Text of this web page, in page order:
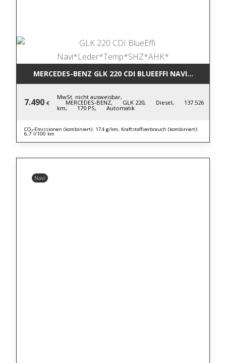
MERCEDES-BENZ GLK 220 CDI
7.490 €
MwSt. nicht ausweisbar,
MERCEDES-BENZ, GLK 220, Diesel, 137.526
km, 170 PS, Automatik
CO₂-Emissionen (kombiniert): 174 g/km, Kraftstoffverbrauch (kombiniert):
6,7 l/100 km
Navi